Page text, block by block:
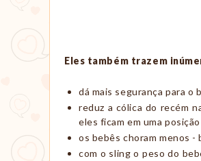
Eles também trazem
dá mais segurança para o
reduz a cólica do recém
eles ficam em uma
os bebês choram menos -
com o sling o peso do